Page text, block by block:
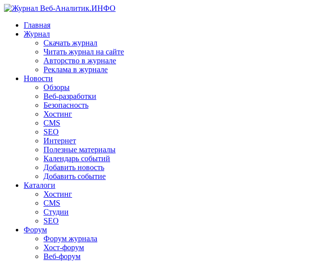
Главная
Журнал
Скачать журнал
Читать журнал на сайте
Авторство в журнале
Реклама в журнале
Новости
Обзоры
Веб-разработки
Безопасность
Хостинг
CMS
SEO
Интернет
Полезные материалы
Календарь событий
Добавить новость
Добавить событие
Каталоги
Хостинг
CMS
Студии
SEO
Форум
Форум журнала
Хост-форум
Веб-форум